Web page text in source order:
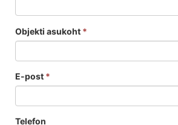
Objekti asukoht *
E-post *
Telefon